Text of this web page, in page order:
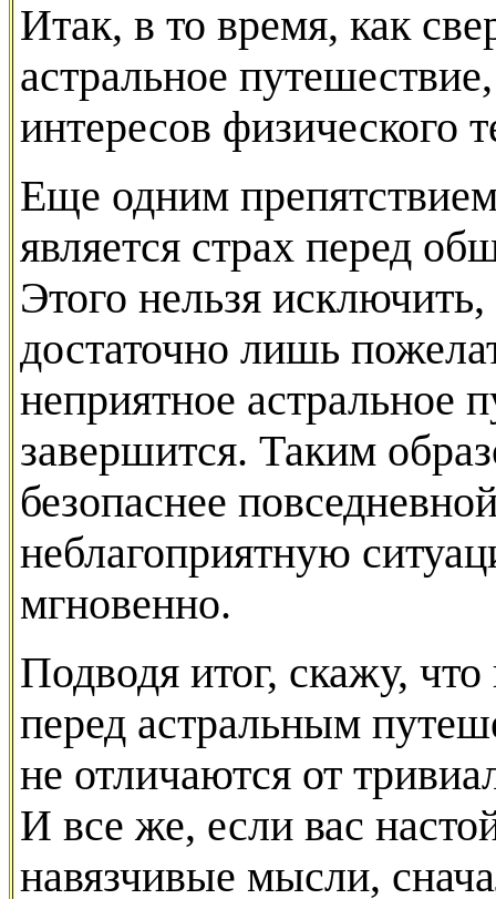
Итак, в то время, как
астральное
интересов физического
Еще одним
является страх перед
Этого нельзя исключить,
достаточно лишь
неприятное астральное
завершится. Таким
безопаснее
неблагоприятную
мгновенно.
Подводя итог, скажу,
перед астральным
не отличаются от
И все же, если вас
навязчивые мысли,